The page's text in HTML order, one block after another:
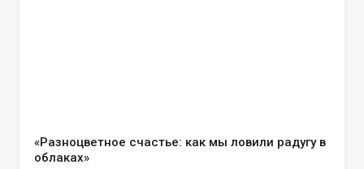
«Разноцветное счастье: как мы ловили радугу в
облаках»